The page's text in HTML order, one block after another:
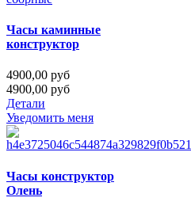
Часы каминные
конструктор
4900,00 руб
4900,00 руб
Детали
Уведомить меня
Часы конструктор
Олень